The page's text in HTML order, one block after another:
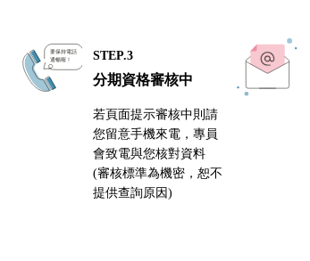
STEP.3
分期資格審核中
若頁面提示審核中則請
您留意手機來電，專員
會致電與您核對資料
(審核標準為機密，恕不
提供查詢原因)